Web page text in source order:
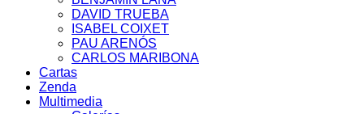
DAVID TRUEBA
ISABEL COIXET
PAU ARENÓS
CARLOS MARIBONA
Cartas
Zenda
Multimedia